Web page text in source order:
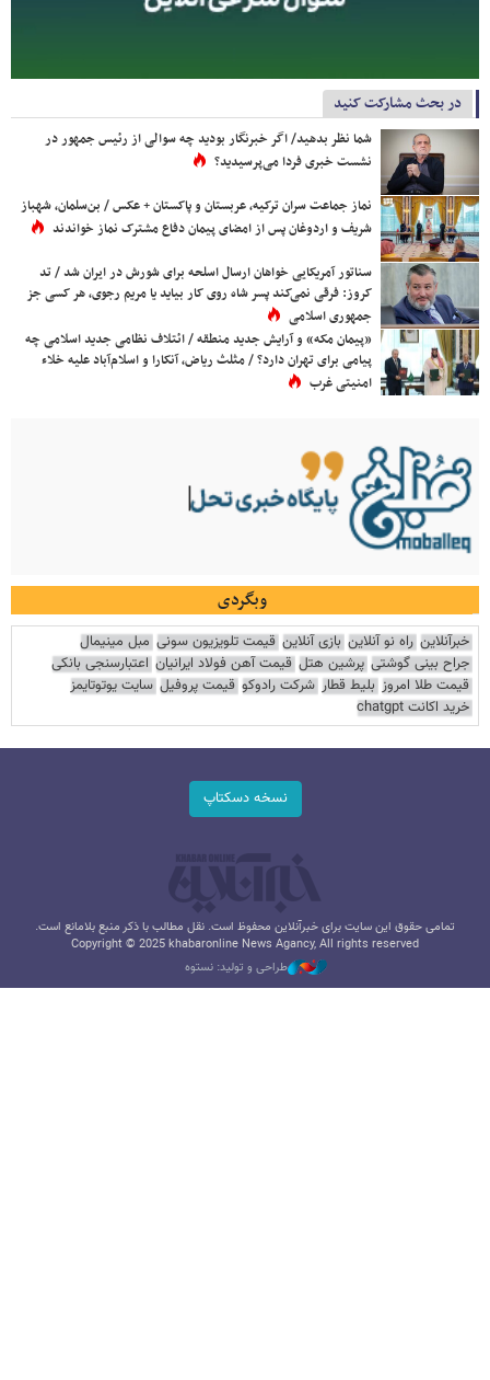
در بحث مشارکت کنید
شما نظر بدهید/ اگر خبرنگار بودید چه سوالی از رئیس جمهور در
نشست خبری فردا می‌پرسیدید؟
نماز جماعت سران ترکیه، عربستان و پاکستان + عکس / بن‌سلمان، شهباز
شریف و اردوغان پس از امضای پیمان دفاع مشترک نماز خواندند
سناتور آمریکایی خواهان ارسال اسلحه برای شورش در ایران شد / تد
کروز: فرقی نمی‌کند پسر شاه روی کار بیاید یا مریم رجوی، هر کسی جز
جمهوری اسلامی
«پیمان مکه» و آرایش جدید منطقه / ائتلاف نظامی جدید اسلامی چه
پیامی برای تهران دارد؟ / مثلث ریاض، آنکارا و اسلام‌آباد علیه خلاء
امنیتی غرب
وبگردی
خبرآنلاین راه نو آنلاین بازی آنلاین قیمت تلویزیون سونی مبل مینیمال
جراح بینی گوشتی پرشین هتل قیمت آهن فولاد ایرانیان اعتبارسنجی بانکی
قیمت طلا امروز بلیط قطار شرکت رادوکو قیمت پروفیل سایت یوتوتایمز
خرید اکانت chatgpt
نسخه دسکتاپ
تمامی حقوق این سایت برای خبرآنلاین محفوظ است. نقل مطالب با ذکر منبع بلامانع است.
Copyright © 2025 khabaronline News Agancy, All rights reserved
طراحی و تولید: نستوه